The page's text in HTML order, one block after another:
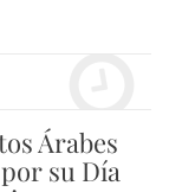
Árabes
su Día